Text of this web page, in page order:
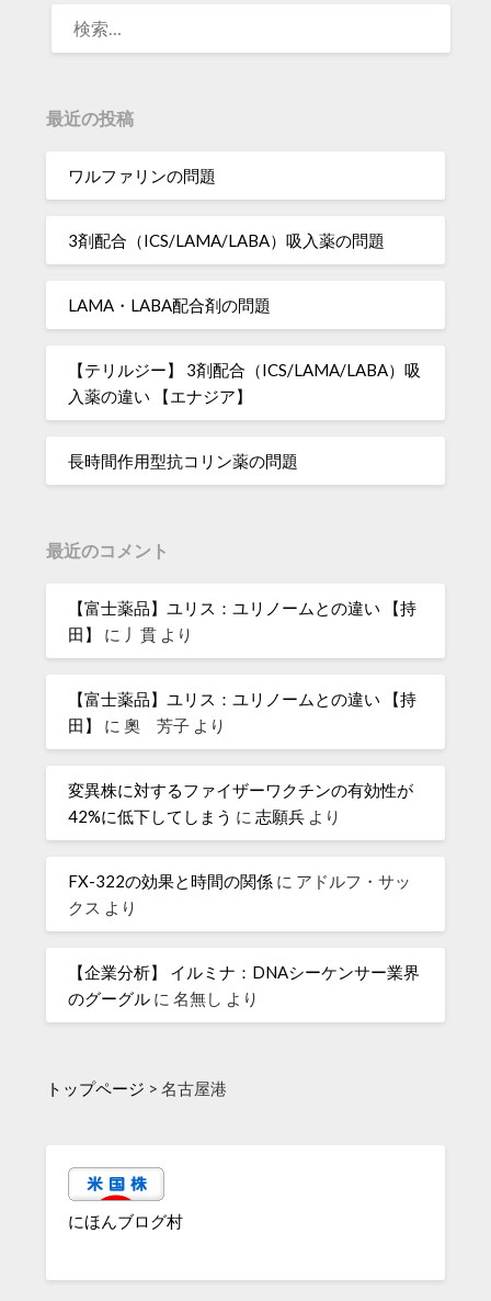
最近の投稿
ワルファリンの問題
3剤配合（ICS/LAMA/LABA）吸入薬の問題
LAMA・LABA配合剤の問題
【テリルジー】 3剤配合（ICS/LAMA/LABA）吸
入薬の違い 【エナジア】
長時間作用型抗コリン薬の問題
最近のコメント
【富士薬品】ユリス：ユリノームとの違い 【持
田】
に 丿貫 より
【富士薬品】ユリス：ユリノームとの違い 【持
田】
に奧 芳子 より
変異株に対するファイザーワクチンの有効性が
42%に低下してしまう に志願兵 より
FX-322の効果と時間の関係 に アドルフ・サッ
クス より
【企業分析】 イルミナ：DNAシーケンサー業界
のグーグル に名無し より
トップページ > 名古屋港
にほんブログ村